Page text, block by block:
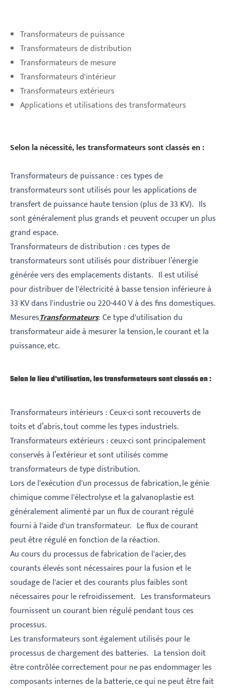
Transformateurs de puissance
Transformateurs de distribution
Transformateurs de mesure
Transformateurs d'intérieur
Transformateurs extérieurs
Applications et utilisations des transformateurs
Selon la nécessité, les transformateurs sont classés en :
Transformateurs de puissance : ces types de
transformateurs sont utilisés pour les applications de
transfert de puissance haute tension (plus de 33 KV). Ils
sont généralement plus grands et peuvent occuper un plus
grand espace.
Transformateurs de distribution : ces types de
transformateurs sont utilisés pour distribuer l’énergie
générée vers des emplacements distants. Il est utilisé
pour distribuer de l'électricité à basse tension inférieure à
33 KV dans l'industrie ou 220-440 V à des fins domestiques.
MesuresTransformateurs: Ce type d'utilisation du
transformateur aide à mesurer la tension, le courant et la
puissance, etc.
Selon le lieu d'utilisation, les transformateurs sont classés en :
Transformateurs intérieurs : Ceux-ci sont recouverts de
toits et d’abris, tout comme les types industriels.
Transformateurs extérieurs : ceux-ci sont principalement
conservés à l’extérieur et sont utilisés comme
transformateurs de type distribution.
Lors de l'exécution d'un processus de fabrication, le génie
chimique comme l'électrolyse et la galvanoplastie est
généralement alimenté par un flux de courant régulé
fourni à l'aide d'un transformateur. Le flux de courant
peut être régulé en fonction de la réaction.
Au cours du processus de fabrication de l'acier, des
courants élevés sont nécessaires pour la fusion et le
soudage de l'acier et des courants plus faibles sont
nécessaires pour le refroidissement. Les transformateurs
fournissent un courant bien régulé pendant tous ces
processus.
Les transformateurs sont également utilisés pour le
processus de chargement des batteries. La tension doit
être contrôlée correctement pour ne pas endommager les
composants internes de la batterie, ce qui ne peut être fait